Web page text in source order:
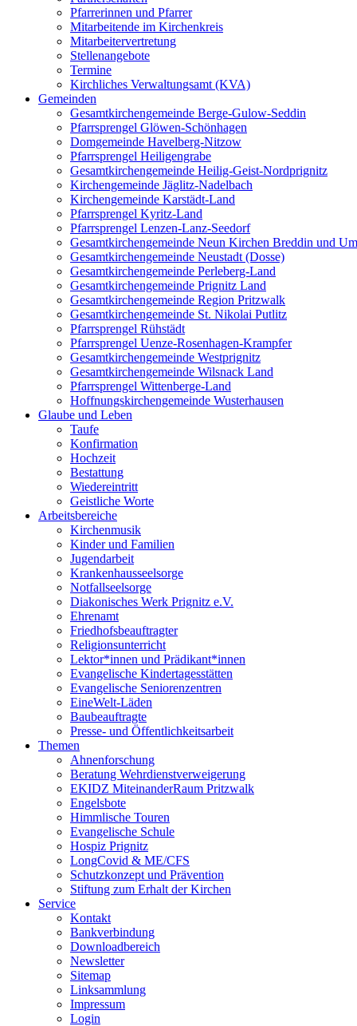
Pfarrerinnen und Pfarrer
Mitarbeitende im Kirchenkreis
Mitarbeitervertretung
Stellenangebote
Termine
Kirchliches Verwaltungsamt (KVA)
Gemeinden
Gesamtkirchengemeinde Berge-Gulow-Seddin
Pfarrsprengel Glöwen-Schönhagen
Domgemeinde Havelberg-Nitzow
Pfarrsprengel Heiligengrabe
Gesamtkirchengemeinde Heilig-Geist-Nordprignitz
Kirchengemeinde Jäglitz-Nadelbach
Kirchengemeinde Karstädt-Land
Pfarrsprengel Kyritz-Land
Pfarrsprengel Lenzen-Lanz-Seedorf
Gesamtkirchengemeinde Neun Kirchen Breddin und
Gesamtkirchengemeinde Neustadt (Dosse)
Gesamtkirchengemeinde Perleberg-Land
Gesamtkirchengemeinde Prignitz Land
Gesamtkirchengemeinde Region Pritzwalk
Gesamtkirchengemeinde St. Nikolai Putlitz
Pfarrsprengel Rühstädt
Pfarrsprengel Uenze-Rosenhagen-Krampfer
Gesamtkirchengemeinde Westprignitz
Gesamtkirchengemeinde Wilsnack Land
Pfarrsprengel Wittenberge-Land
Hoffnungskirchengemeinde Wusterhausen
Glaube und Leben
Taufe
Konfirmation
Hochzeit
Bestattung
Wiedereintritt
Geistliche Worte
Arbeitsbereiche
Kirchenmusik
Kinder und Familien
Jugendarbeit
Krankenhausseelsorge
Notfallseelsorge
Diakonisches Werk Prignitz e.V.
Ehrenamt
Friedhofsbeauftragter
Religionsunterricht
Lektor*innen und Prädikant*innen
Evangelische Kindertagesstätten
Evangelische Seniorenzentren
EineWelt-Läden
Baubeauftragte
Presse- und Öffentlichkeitsarbeit
Themen
Ahnenforschung
Beratung Wehrdienstverweigerung
EKIDZ MiteinanderRaum Pritzwalk
Engelsbote
Himmlische Touren
Evangelische Schule
Hospiz Prignitz
LongCovid & ME/CFS
Schutzkonzept und Prävention
Stiftung zum Erhalt der Kirchen
Service
Kontakt
Bankverbindung
Downloadbereich
Newsletter
Sitemap
Linksammlung
Impressum
Login